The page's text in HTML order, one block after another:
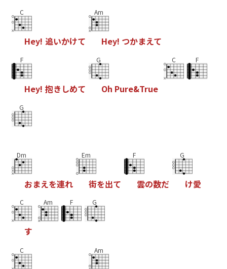
C
Hey! 追いかけて
Am
Hey! つかまえて
F
Hey! 抱き しめて
G
Oh Pure&True
C F
G
Dm
おまえを連れ
Em
街を出て
F
雲の数だ
G
け愛
C
す
Am F G
C Am